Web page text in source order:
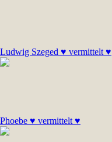
Ludwig Szeged ♥ vermittelt ♥
Phoebe ♥ vermittelt ♥